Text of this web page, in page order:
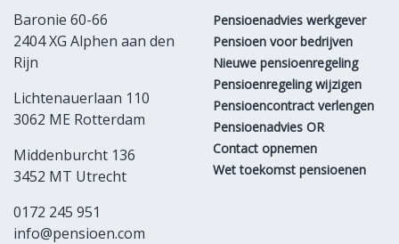
Baronie 60-66
2404 XG Alphen aan den
Rijn
Lichtenauerlaan 110
3062 ME Rotterdam
Middenburcht 136
3452 MT Utrecht
0172 245 951
info@pensioen.com
Pensioenadvies werkgever
Pensioen voor bedrijven
Nieuwe pensioenregeling
Pensioenregeling wijzigen
Pensioencontract verlengen
Pensioenadvies OR
Contact opnemen
Wet toekomst pensioenen